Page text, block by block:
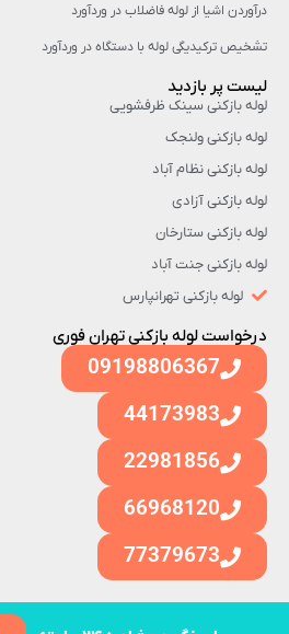
درآوردن اشیا از لوله فاضلاب در وردآورد
تشخیص ترکیدیگی لوله با دستگاه در وردآورد
لیست پر بازدید
لوله بازکنی سینک ظرفشویی
لوله بازکنی ولنجک
لوله بازکنی نظام آباد
لوله بازکنی آزادی
لوله بازکنی ستارخان
لوله بازکنی جنت آباد
لوله بازکنی تهرانپارس
درخواست لوله بازکنی تهران فوری
09198806367
44173983
22981856
66968120
77379673